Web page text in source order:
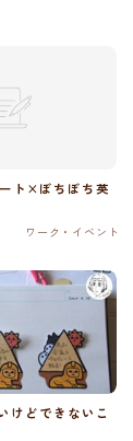
ト×ぼちぼち英
ワーク・イベント
けどできないこ